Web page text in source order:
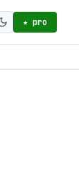
Ativar modo
★ pro